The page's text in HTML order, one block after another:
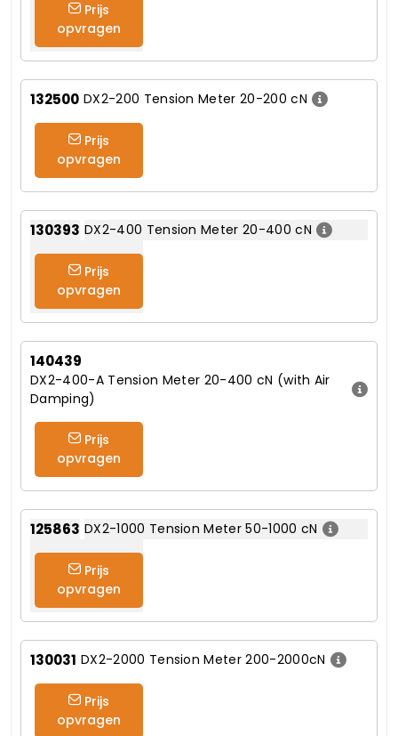
Prijs
opvragen
132500 DX2-200 Tension Meter 20-200 cN
Prijs
opvragen
130393 DX2-400 Tension Meter 20-400 cN
Prijs
opvragen
140439
DX2-400-A Tension Meter 20-400 cN (with Air
Damping)
Prijs
opvragen
125863 DX2-1000 Tension Meter 50-1000 cN
Prijs
opvragen
130031 DX2-2000 Tension Meter 200-2000cN
Prijs
opvragen